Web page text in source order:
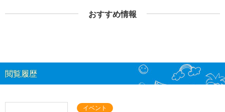
おすすめ情報
閲覧履歴